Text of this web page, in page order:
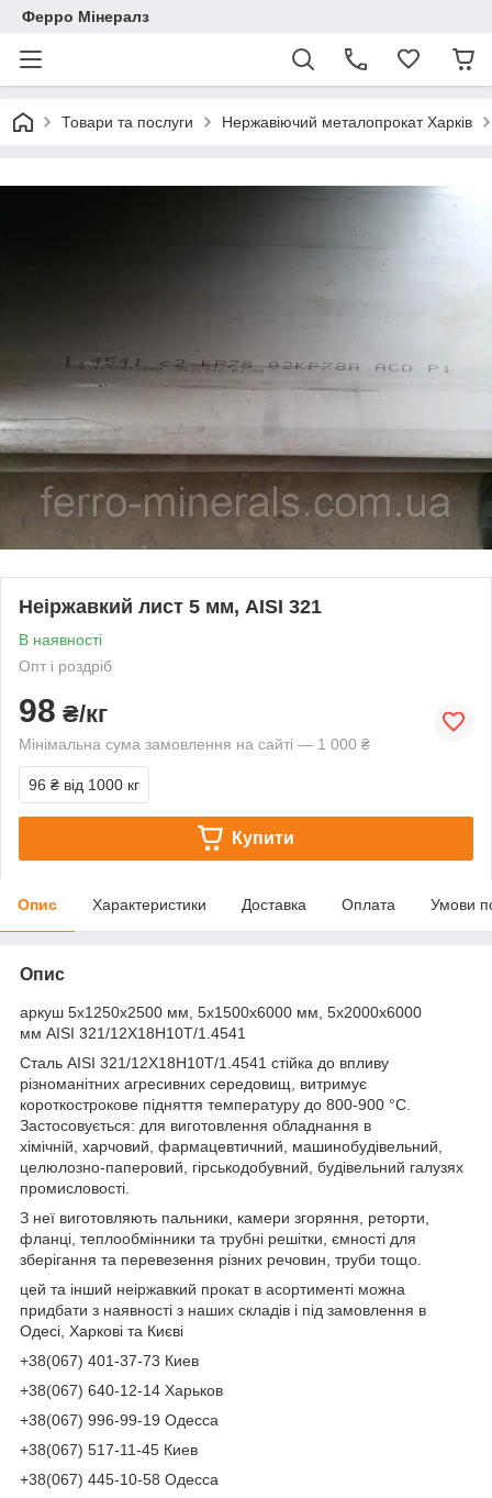
Ферро Мінералз
Товари та послуги Нержавіючий металопрокат Харків
Неіржавкий лист 5 мм, AISI 321
В наявності
Опт і роздріб
98 ₴/кг
Мінімальна сума замовлення на сайті — 1 000 ₴
96 ₴ від 1000 кг
Купити
Опис Характеристики Доставка Оплата Умови
Опис
аркуш 5х1250х2500 мм, 5х1500х6000 мм, 5х2000х6000
мм AISI 321/12Х18Н10Т/1.4541
Сталь AISI 321/12Х18Н10Т/1.4541 стійка до впливу
різноманітних агресивних середовищ, витримує
короткострокове підняття температуру до 800-900 °C.
Застосовується: для виготовлення обладнання в
хімічній, харчовий, фармацевтичний, машинобудівельний,
целюлозно-паперовий, гірськодобувний, будівельний галузях
промисловості.
З неї виготовляють пальники, камери згоряння, реторти,
фланці, теплообмінники та трубні решітки, ємності для
зберігання та перевезення різних речовин, труби тощо.
цей та інший неіржавкий прокат в асортименті можна
придбати з наявності з наших складів і під замовлення в
Одесі, Харкові та Києві
+38(067) 401-37-73 Киев
+38(067) 640-12-14 Харьков
+38(067) 996-99-19 Одесса
+38(067) 517-11-45 Киев
+38(067) 445-10-58 Одесса